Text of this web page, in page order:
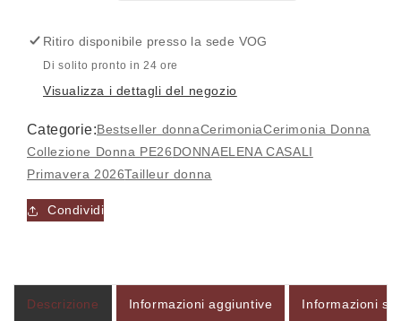
bottoni
dorati
-
CASALI
bottoni
dorati
-
CASALI
Ritiro disponibile presso la sede VOG
Di solito pronto in 24 ore
Visualizza i dettagli del negozio
Categorie:Bestseller donnaCerimoniaCerimonia Donna
Collezione Donna PE26DONNAELENA CASALI
Primavera 2026Tailleur donna
Condividi
Descrizione Informazioni aggiuntive Informazioni
Accesso richiesto
Accedi al tuo account per aggiungere prodotti alla
Login